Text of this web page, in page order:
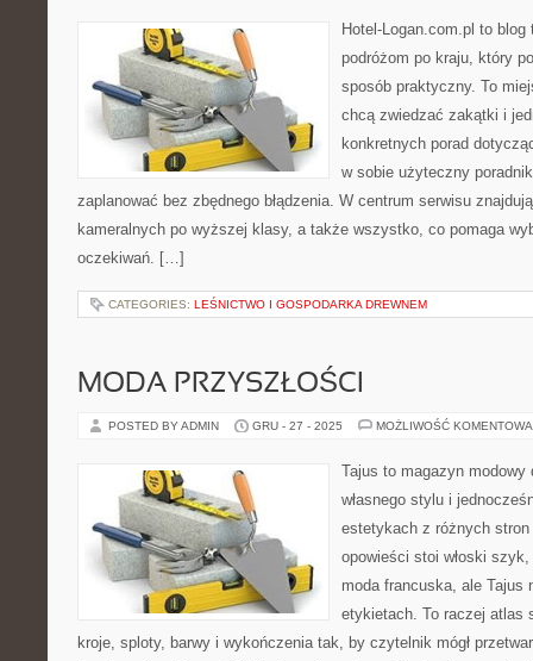
Hotel-Logan.com.pl to
podróżom po kraju, który
sposób praktyczny. To
chcą zwiedzać zakątki i
konkretnych porad
w sobie użyteczny
zaplanować bez zbędnego błądzenia. W centrum serwisu
kameralnych po wyższej klasy, a także wszystko, co pomaga
oczekiwań. […]
CATEGORIES: LEŚNICTWO I GOSPODARKA DREWNEM
MODA PRZYSZŁOŚCI
POSTED BY ADMIN GRU - 27 - 2025 MOŻLIWOŚĆ
Tajus to magazyn
własnego stylu i
estetykach z różnych
opowieści stoi włoski
moda francuska, ale Tajus
etykietach. To raczej atlas
kroje, sploty, barwy i wykończenia tak, by czytelnik mógł